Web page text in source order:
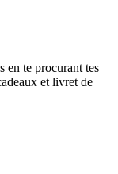
en te procurant tes
et livret de